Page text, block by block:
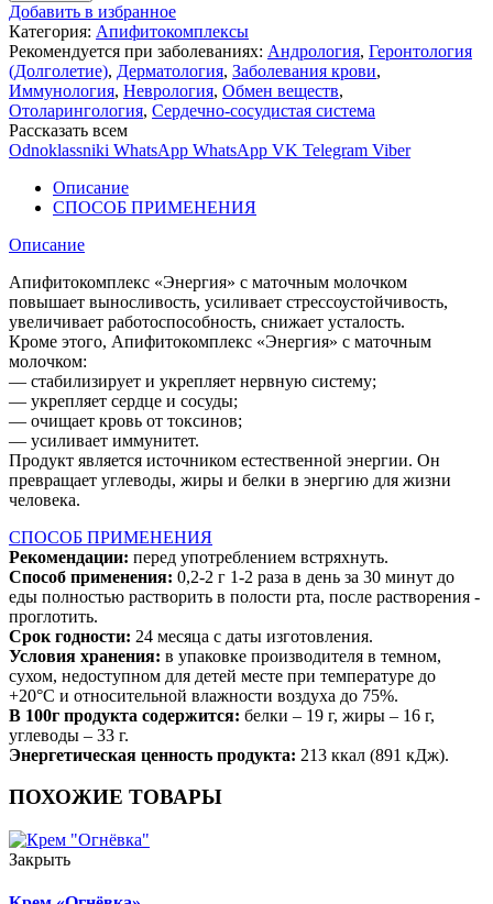
Добавить в избранное
Категория: Апифитокомплексы
Рекомендуется при заболеваниях: Андрология, Геронтология
(Долголетие), Дерматология, Заболевания крови,
Иммунология, Неврология, Обмен веществ,
Отоларингология, Сердечно-сосудистая система
Рассказать всем
Odnoklassniki WhatsApp WhatsApp VK Telegram Viber
Описание
СПОСОБ ПРИМЕНЕНИЯ
Описание
Апифитокомплекс «Энергия» с маточным молочком
повышает выносливость, усиливает стрессоустойчивость,
увеличивает работоспособность, снижает усталость.
Кроме этого, Апифитокомплекс «Энергия» с маточным
молочком:
— стабилизирует и укрепляет нервную систему;
— укрепляет сердце и сосуды;
— очищает кровь от токсинов;
— усиливает иммунитет.
Продукт является источником естественной энергии. Он
превращает углеводы, жиры и белки в энергию для жизни
человека.
СПОСОБ ПРИМЕНЕНИЯ
Рекомендации: перед употреблением встряхнуть.
Способ применения: 0,2-2 г 1-2 раза в день за 30 минут до
еды полностью растворить в полости рта, после растворения -
проглотить.
Срок годности: 24 месяца с даты изготовления.
Условия хранения: в упаковке производителя в темном,
сухом, недоступном для детей месте при температуре до
+20°С и относительной влажности воздуха до 75%.
В 100г продукта содержится: белки – 19 г, жиры – 16 г,
углеводы – 33 г.
Энергетическая ценность продукта: 213 ккал (891 кДж).
ПОХОЖИЕ ТОВАРЫ
Закрыть